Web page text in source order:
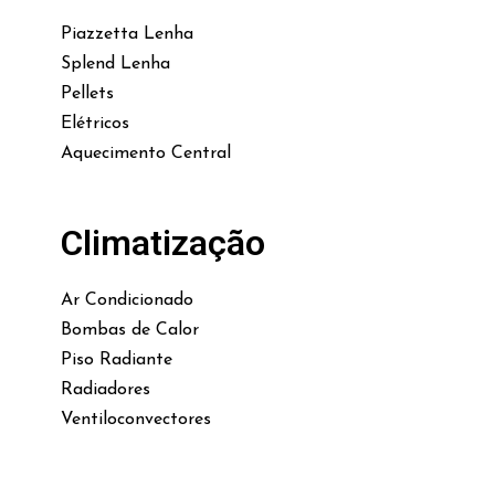
Piazzetta Lenha
Splend Lenha
Pellets
Elétricos
Aquecimento Central
Climatização
Ar Condicionado
Bombas de Calor
Piso Radiante
Radiadores
Ventiloconvectores